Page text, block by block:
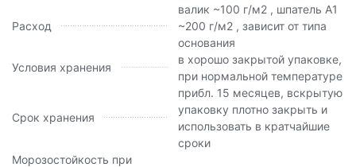
Расход
валик ~100 г/м2 , шпатель А1
~200 г/м2 , зависит от типа
основания
Условия хранения
в хорошо закрытой упаковке,
при нормальной температуре
Срок хранения
прибл. 15 месяцев, вскрытую
упаковку плотно закрыть и
использовать в кратчайшие
сроки
Морозостойкость при